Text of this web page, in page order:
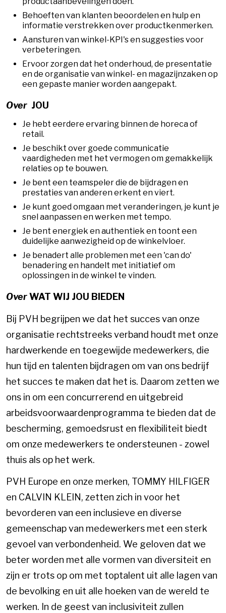
Behoeften van klanten beoordelen en hulp en
informatie verstrekken over productkenmerken.
Aansturen van winkel-KPI's en suggesties voor
verbeteringen.
Ervoor zorgen dat het onderhoud, de presentatie
en de organisatie van winkel- en magazijnzaken op
een gepaste manier worden aangepakt.
Over JOU
Je hebt eerdere ervaring binnen de horeca of
retail.
Je beschikt over goede communicatie
vaardigheden met het vermogen om gemakkelijk
relaties op te bouwen.
Je bent een teamspeler die de bijdragen en
prestaties van anderen erkent en viert.
Je kunt goed omgaan met veranderingen, je kunt je
snel aanpassen en werken met tempo.
Je bent energiek en authentiek en toont een
duidelijke aanwezigheid op de winkelvloer.
Je benadert alle problemen met een 'can do'
benadering en handelt met initiatief om
oplossingen in de winkel te vinden.
OverWAT WIJ JOU BIEDEN
Bij PVH begrijpen we dat het succes van onze
organisatie rechtstreeks verband houdt met onze
hardwerkende en toegewijde medewerkers, die
hun tijd en talenten bijdragen om van ons bedrijf
het succes te maken dat het is. Daarom zetten we
ons in om een concurrerend en uitgebreid
arbeidsvoorwaardenprogramma te bieden dat de
bescherming, gemoedsrust en flexibiliteit biedt
om onze medewerkers te ondersteunen - zowel
thuis als op het werk.
PVH Europe en onze merken, TOMMY HILFIGER
en CALVIN KLEIN, zetten zich in voor het
bevorderen van een inclusieve en diverse
gemeenschap van medewerkers met een sterk
gevoel van verbondenheid. We geloven dat we
beter worden met alle vormen van diversiteit en
zijn er trots op om met toptalent uit alle lagen van
de bevolking en uit alle hoeken van de wereld te
werken. In de geest van inclusiviteit zullen